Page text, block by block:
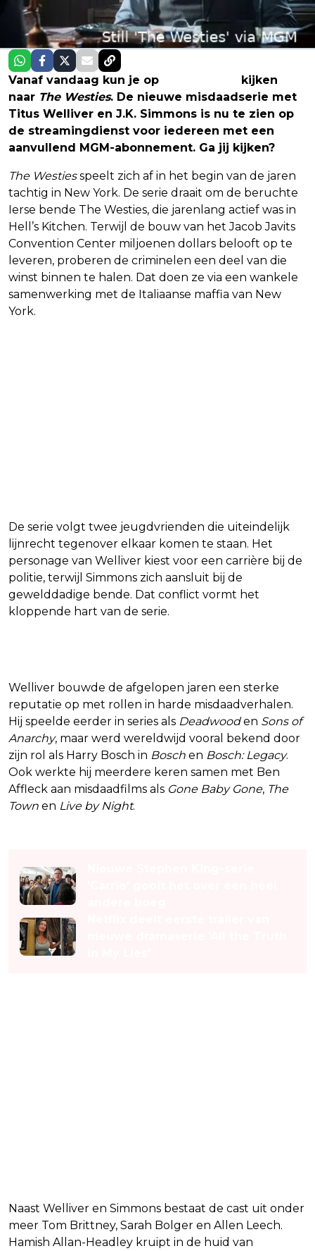
Vanaf vandaag kun je op
kijken
naar The Westies. De nieuwe misdaadserie met
Titus Welliver en J.K. Simmons is nu te zien op
de streamingdienst voor iedereen met een
aanvullend MGM-abonnement. Ga jij kijken?
The Westiesspeelt zich af in het begin van de jaren
tachtig in New York. De serie draait om de beruchte
Ierse bende The Westies, die jarenlang actief was in
Hell’s Kitchen. Terwijl de bouw van het Jacob Javits
Convention Center miljoenen dollars belooft op te
leveren, proberen de criminelen een deel van die
winst binnen te halen. Dat doen ze via een wankele
samenwerking met de Italiaanse maffia van New
York.
De serie volgt twee jeugdvrienden die uiteindelijk
lijnrecht tegenover elkaar komen te staan. Het
personage van Welliver kiest voor een carrière bij de
politie, terwijl Simmons zich aansluit bij de
gewelddadige bende. Dat conflict vormt het
kloppende hart van de serie.
Welliver bouwde de afgelopen jaren een sterke
reputatie op met rollen in harde misdaadverhalen.
Hij speelde eerder in series als Deadwooden Sons of
Anarchy, maar werd wereldwijd vooral bekend door
zijn rol als Harry Bosch in Bosch en Bosch: Legacy.
Ook werkte hij meerdere keren samen met Ben
Affleck aan misdaadfilms als Gone Baby Gone, The
Town en Live by Night.
Naast Welliver en Simmons bestaat de cast uit onder
meer Tom Brittney, Sarah Bolger en Allen Leech.
Hamish Allan-Headley kruipt in de huid van